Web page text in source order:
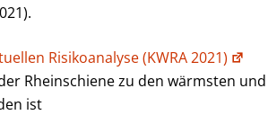
Risikoanalyse (KWRA 2021)
Rheinschiene zu den wärmsten und
ist